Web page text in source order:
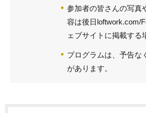
参加者の皆さんの写真
容は後日loftwork.com/
ェブサイトに掲載する
プログラムは、予告な
があります。